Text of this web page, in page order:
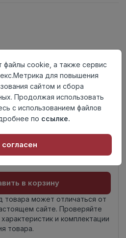
Плитка
в корзину
товара может отличаться от
сайте. Проверяйте
и комплектации
товара.
файлы cookie, а также сервис
для повышения
сайтом и сбора
Продолжая использовать
с использованием файлов
по ссылке.
согласен